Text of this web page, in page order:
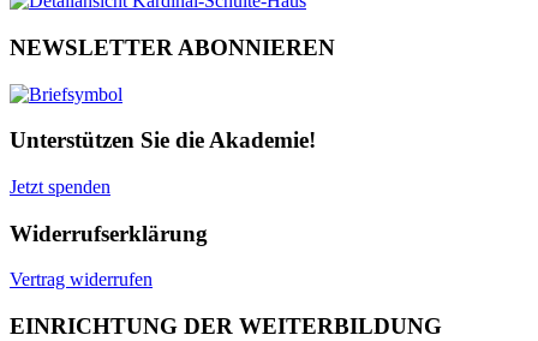
NEWSLETTER ABONNIEREN
Unterstützen Sie die Akademie!
Jetzt spenden
Widerrufserklärung
Vertrag widerrufen
EINRICHTUNG DER WEITERBILDUNG